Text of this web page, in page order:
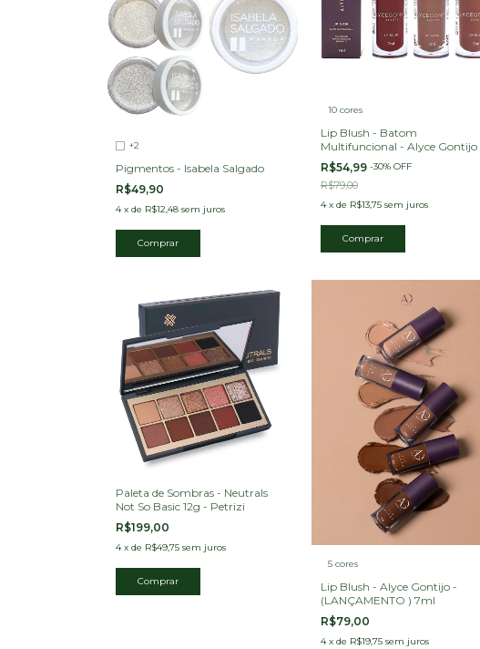
+2
Pigmentos - Isabela Salgado
R$49,90
4 x de R$12,48 sem juros
Comprar
10 cores
Lip Blush - Batom
Multifuncional - Alyce Gontijo
R$54,99 -30% OFF
R$79,00
4 x de R$13,75 sem juros
Comprar
Paleta de Sombras - Neutrals
Not So Basic 12g - Petrizi
R$199,00
4 x de R$49,75 sem juros
5 cores
Lip Blush - Alyce Gontijo -
(LANÇAMENTO ) 7ml
R$79,00
4 x de R$19,75 sem juros